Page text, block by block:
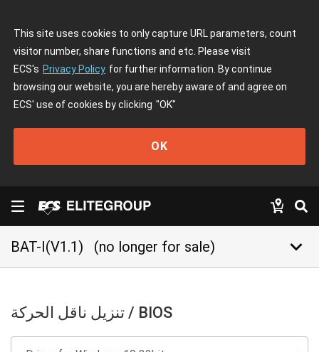
This site uses cookies to only capture URL parameters, count
visitor number, share functions and etc. Please visit
ECS's Privacy Policy for further information. By continue
browsing our website, you are hereby aware of and agree on
ECS' use of cookies by clicking "OK"
OK
BAT-I(V1.1) (no longer for sale) keyboard_arrow_down
تنزيل ناقل الحركة / BIOS